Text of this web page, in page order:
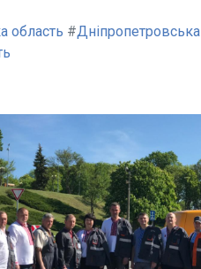
область #Дніпропетровська